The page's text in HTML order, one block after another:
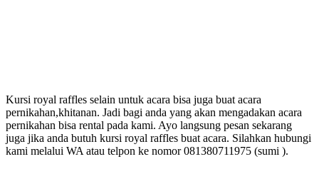
Kursi royal raffles selain untuk acara bisa juga buat acara
pernikahan,khitanan. Jadi bagi anda yang akan mengadakan acara
pernikahan bisa rental pada kami. Ayo langsung pesan sekarang
juga jika anda butuh kursi royal raffles buat acara. Silahkan hubungi
kami melalui WA atau telpon ke nomor 081380711975 (sumi ).